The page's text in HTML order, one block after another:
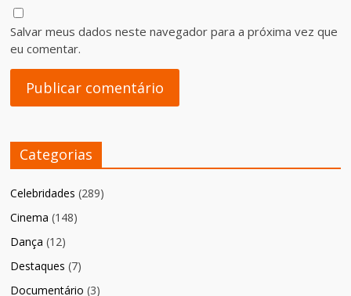
Salvar meus dados neste navegador para a próxima vez que
eu comentar.
Categorias
Celebridades (289)
Cinema (148)
Dança (12)
Destaques (7)
Documentário (3)